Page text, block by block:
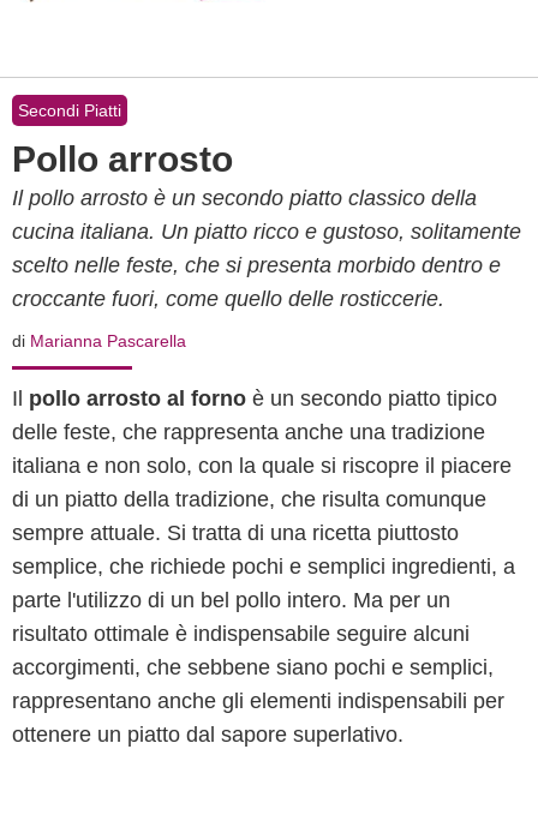
Secondi Piatti
Pollo arrosto
Il pollo arrosto è un secondo piatto classico della
cucina italiana. Un piatto ricco e gustoso, solitamente
scelto nelle feste, che si presenta morbido dentro e
croccante fuori, come quello delle rosticcerie.
di Marianna Pascarella
Il pollo arrosto al forno è un secondo piatto tipico
delle feste, che rappresenta anche una tradizione
italiana e non solo, con la quale si riscopre il piacere
di un piatto della tradizione, che risulta comunque
sempre attuale. Si tratta di una ricetta piuttosto
semplice, che richiede pochi e semplici ingredienti, a
parte l'utilizzo di un bel pollo intero. Ma per un
risultato ottimale è indispensabile seguire alcuni
accorgimenti, che sebbene siano pochi e semplici,
rappresentano anche gli elementi indispensabili per
ottenere un piatto dal sapore superlativo.